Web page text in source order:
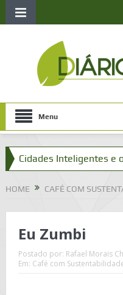
Menu
Inteligentes e o que
HOME CAFÉ COM
Eu Zumbi
Postado por: Rafael Morais
Em: Café com